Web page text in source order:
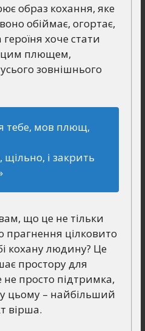
образ кохання, яке
обіймає, огортає,
хоче стати
цим плющем,
зовнішнього
тебе, мов плющ,
щільно, і закрить
що це не тільки
прагнення цілковито
кохану людину? Це
простору для
просто підтримка,
у цьому – найбільший
вірша.